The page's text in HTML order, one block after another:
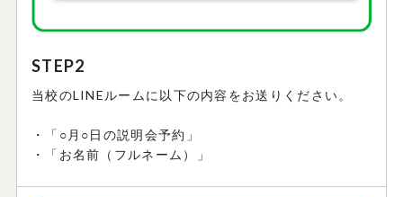
STEP2
当校のLINEルームに以下の内容をお送りください。
・「○月○日の説明会予約」
・「お名前（フルネーム）」